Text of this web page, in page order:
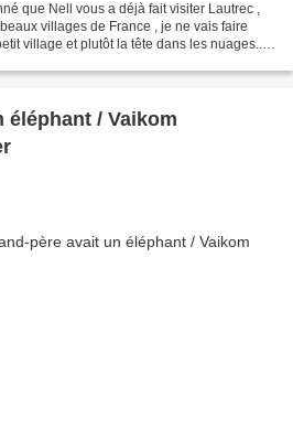
que Nell vous a déjà fait visiter Lautrec ,
villages de France , je ne vais faire
village et plutôt la tête dans les nuages...
éléphant / Vaikom